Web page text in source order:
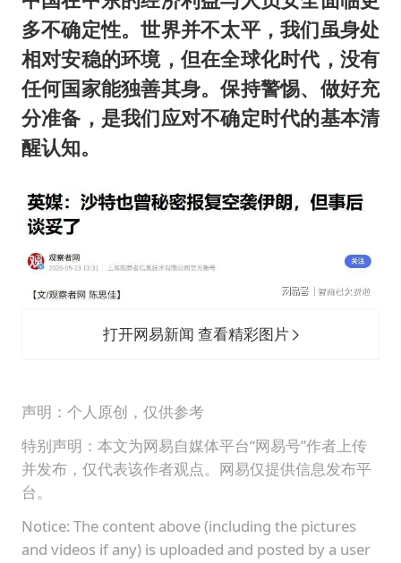
多不确定性。世界并不太平，我们虽身处
相对安稳的环境，但在全球化时代，没有
任何国家能独善其身。保持警惕、做好充
分准备，是我们应对不确定时代的基本清
醒认知。
打开网易新闻 查看精彩图片
声明：个人原创，仅供参考
特别声明：本文为网易自媒体平台“网易号”作者上传
并发布，仅代表该作者观点。网易仅提供信息发布平
台。
Notice: The content above (including the pictures
and videos if any) is uploaded and posted by a user